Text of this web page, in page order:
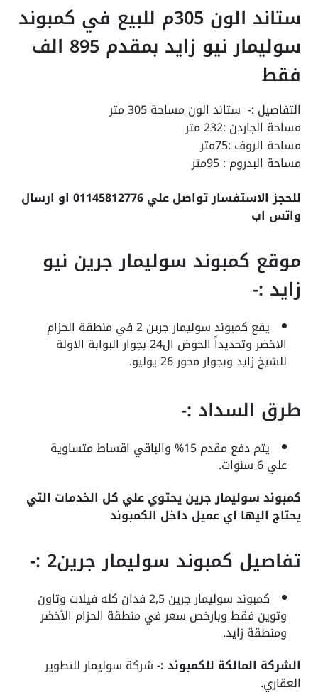
ستاند الون 305م للبيع في كمبوند
سوليمار نيو زايد بمقدم 895 الف
فقط
التفاصيل :- ستاند الون مساحة 305 متر
مساحة الجاردن :232 متر
مساحة الروف :75متر
مساحة البدروم : 95متر
للحجز الاستفسار تواصل علي 01145812776 او ارسال
واتس اب
موقع كمبوند سوليمار جرين نيو
زايد :-
يقع كمبوند سوليمار جرين 2 في منطقة الحزام
الاخضر وتحديداً الحوض ال24 بجوار البوابة الاولة
للشيخ زايد وبجوار محور 26 يوليو.
طرق السداد :-
يتم دفع مقدم 15% والباقي اقساط متساوية
علي 6 سنوات.
كمبوند سوليمار جرين يحتوي علي كل الخدمات التي
يحتاج اليها اي عميل داخل الكمبوند
تفاصيل كمبوند سوليمار جرين2 :-
كمبوند سوليمار جرين 2,5 فدان كله فيلات وتاون
وتوين فقط وبارخص سعر في منطقة الحزام الأخضر
ومنطقة زايد.
الشركة المالكة للكمبوند :-شركة سوليمار للتطوير
العقاري.